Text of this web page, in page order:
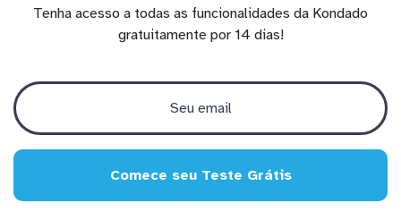
Tenha acesso a todas as funcionalidades da Kondado
gratuitamente por 14 dias!
Comece seu Teste Grátis